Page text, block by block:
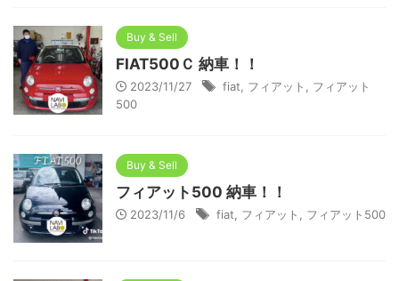
Buy & Sell
FIAT500Ｃ 納車！！
2023/11/27 fiat フィアット
フィアット
500
Buy & Sell
フィアット500 納車！！
2023/11/6 fiat フィアット フィアット500